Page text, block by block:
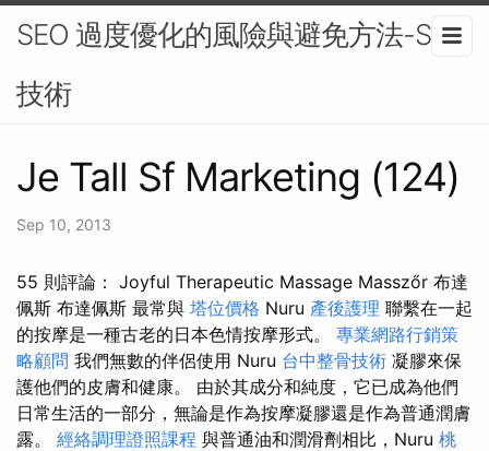
SEO 過度優化的風險與避免方法-SEO
技術
Je Tall Sf Marketing (124)
Sep 10, 2013
55 則評論： Joyful Therapeutic Massage Masszőr 布達
佩斯 布達佩斯 最常與 塔位價格 Nuru 產後護理 聯繫在一起
的按摩是一種古老的日本色情按摩形式。 專業網路行銷策
略顧問 我們無數的伴侶使用 Nuru 台中整骨技術 凝膠來保
護他們的皮膚和健康。 由於其成分和純度，它已成為他們
日常生活的一部分，無論是作為按摩凝膠還是作為普通潤膚
露。 經絡調理證照課程 與普通油和潤滑劑相比，Nuru 桃